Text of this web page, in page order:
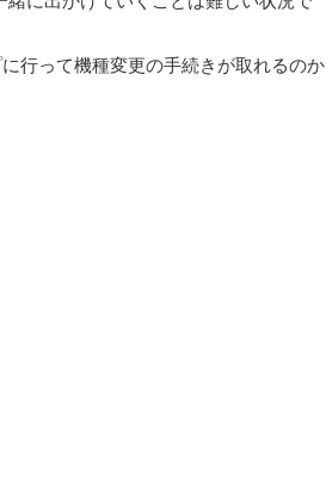
行って機種変更の手続きが取れるのか